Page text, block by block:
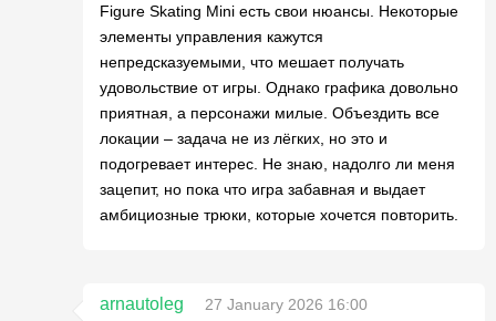
Figure Skating Mini есть свои нюансы. Некоторые
элементы управления кажутся
непредсказуемыми, что мешает получать
удовольствие от игры. Однако графика довольно
приятная, а персонажи милые. Объездить все
локации – задача не из лёгких, но это и
подогревает интерес. Не знаю, надолго ли меня
зацепит, но пока что игра забавная и выдает
амбициозные трюки, которые хочется повторить.
arnautoleg
27 January 2026 16:00